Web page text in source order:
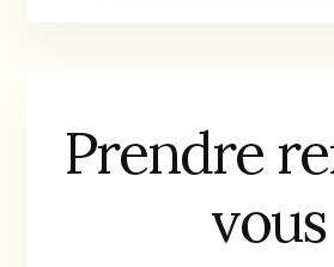
Prendre
vous